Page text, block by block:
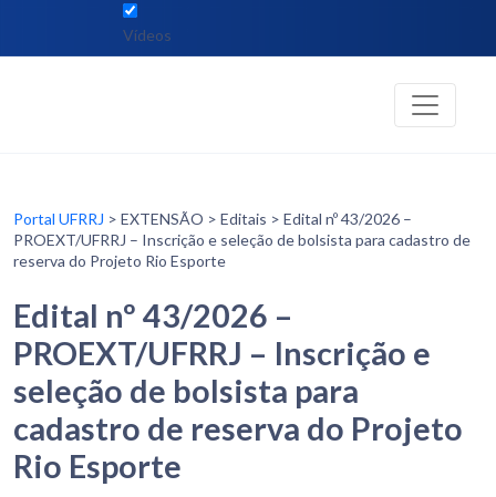
Vídeos
Portal UFRRJ > EXTENSÃO > Editais > Edital nº 43/2026 –
PROEXT/UFRRJ – Inscrição e seleção de bolsista para cadastro de
reserva do Projeto Rio Esporte
Edital nº 43/2026 –
PROEXT/UFRRJ – Inscrição e
seleção de bolsista para
cadastro de reserva do Projeto
Rio Esporte